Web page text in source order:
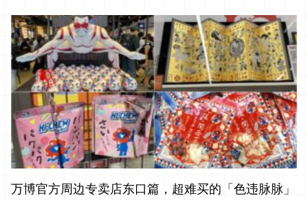
万博官方周边专卖店东口篇，超难买的「色违脉脉」